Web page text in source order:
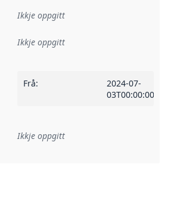
Ikkje oppgitt
Ikkje oppgitt
Frå:
2024-07-
03T00:00:00Z
Referanse til ei implementeringsregel eller
Ikkje oppgitt